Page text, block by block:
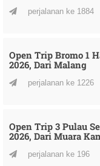
perjalanan ke 1884
Open Trip Bromo 1
2026, Dari Malang
perjalanan ke 1226
Open Trip 3 Pulau
2026, Dari Muara
perjalanan ke 196